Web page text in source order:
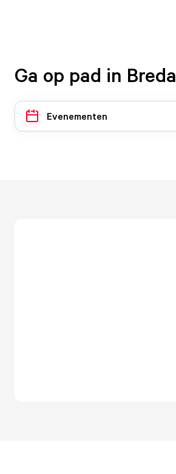
Ga op pad in Breda
Evenementen